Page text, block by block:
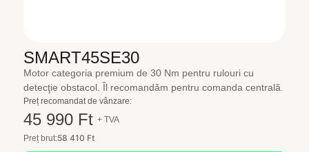
SMART45SE30
Motor categoria premium de 30 Nm pentru rulouri cu
detecţie obstacol. Îl recomandăm pentru comanda centrală.
Preț recomandat de vânzare:
45 990 Ft + TVA
Preț brut:58 410 Ft